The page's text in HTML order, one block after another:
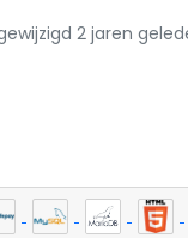
2 jaren